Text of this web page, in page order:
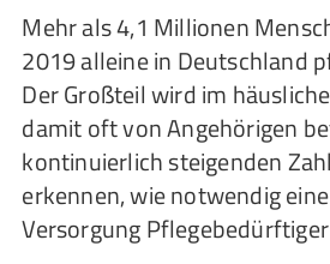
Mehr als 4,1 Millionen
2019 alleine in Deutschland
Der Großteil wird im
damit oft von Angehörigen
kontinuierlich steigenden
erkennen, wie notwendig
Versorgung